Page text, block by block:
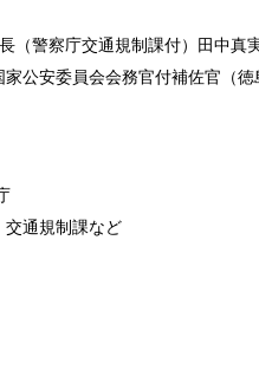
（警察庁交通規制課付）田中真
公安委員会会務官付補佐官（
通規制課など